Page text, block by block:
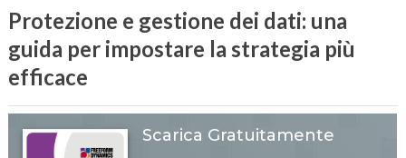
Protezione e gestione dei dati: una
guida per impostare la strategia più
efficace
Scarica Gratuitamente